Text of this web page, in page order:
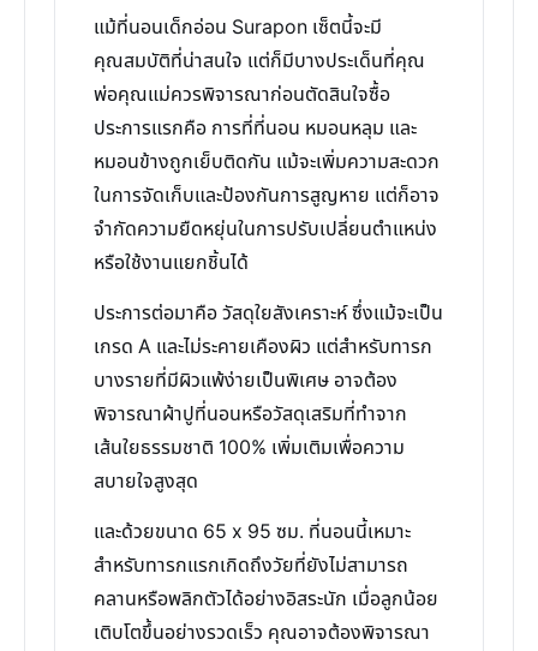
แม้ที่นอนเด็กอ่อน Surapon เซ็ตนี้จะมี
คุณสมบัติที่น่าสนใจ แต่ก็มีบางประเด็นที่คุณ
พ่อคุณแม่ควรพิจารณาก่อนตัดสินใจซื้อ
ประการแรกคือ การที่ที่นอน หมอนหลุม และ
หมอนข้างถูกเย็บติดกัน แม้จะเพิ่มความสะดวก
ในการจัดเก็บและป้องกันการสูญหาย แต่ก็อาจ
จำกัดความยืดหยุ่นในการปรับเปลี่ยนตำแหน่ง
หรือใช้งานแยกชิ้นได้
ประการต่อมาคือ วัสดุใยสังเคราะห์ ซึ่งแม้จะเป็น
เกรด A และไม่ระคายเคืองผิว แต่สำหรับทารก
บางรายที่มีผิวแพ้ง่ายเป็นพิเศษ อาจต้อง
พิจารณาผ้าปูที่นอนหรือวัสดุเสริมที่ทำจาก
เส้นใยธรรมชาติ 100% เพิ่มเติมเพื่อความ
สบายใจสูงสุด
และด้วยขนาด 65 x 95 ซม. ที่นอนนี้เหมาะ
สำหรับทารกแรกเกิดถึงวัยที่ยังไม่สามารถ
คลานหรือพลิกตัวได้อย่างอิสระนัก เมื่อลูกน้อย
เติบโตขึ้นอย่างรวดเร็ว คุณอาจต้องพิจารณา